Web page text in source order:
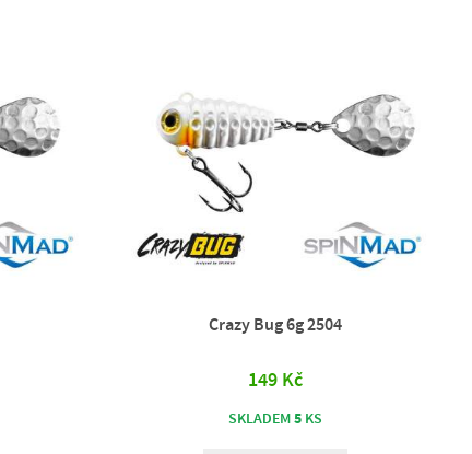
Crazy Bug 6g 2504
149 Kč
SKLADEM5 KS